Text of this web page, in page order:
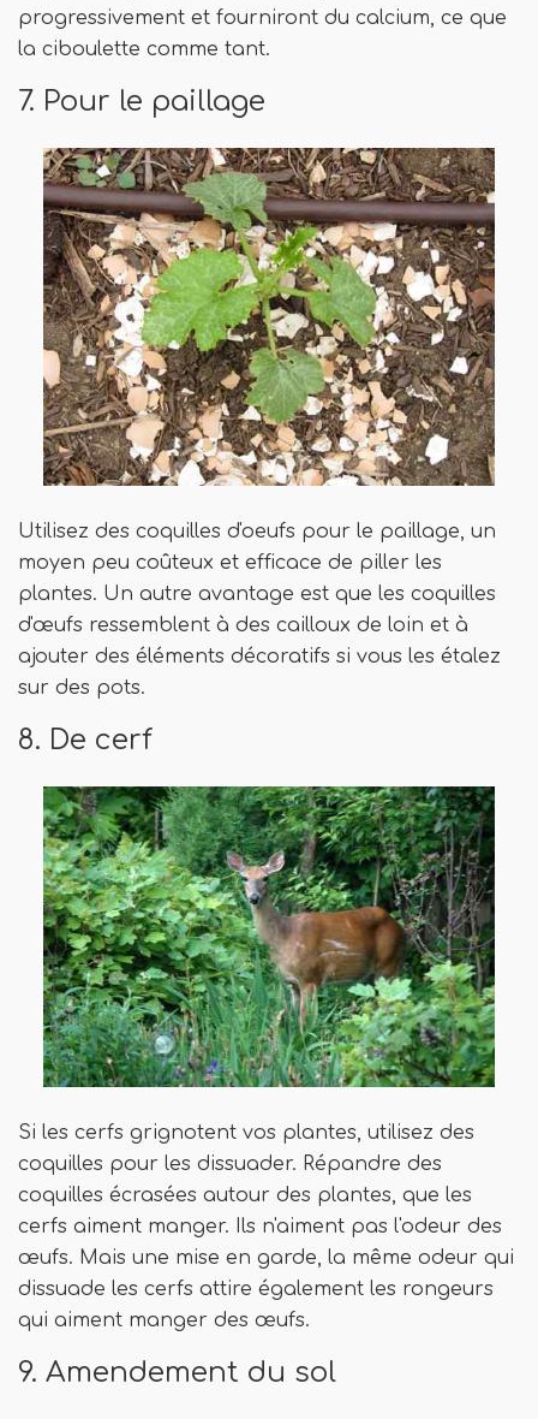
progressivement et fourniront du calcium, ce que
la ciboulette comme tant.
7. Pour le paillage
Utilisez des coquilles d'oeufs pour le paillage, un
moyen peu coûteux et efficace de piller les
plantes. Un autre avantage est que les coquilles
d'œufs ressemblent à des cailloux de loin et à
ajouter des éléments décoratifs si vous les étalez
sur des pots.
8. De cerf
Si les cerfs grignotent vos plantes, utilisez des
coquilles pour les dissuader. Répandre des
coquilles écrasées autour des plantes, que les
cerfs aiment manger. Ils n'aiment pas l'odeur des
œufs. Mais une mise en garde, la même odeur qui
dissuade les cerfs attire également les rongeurs
qui aiment manger des œufs.
9. Amendement du sol